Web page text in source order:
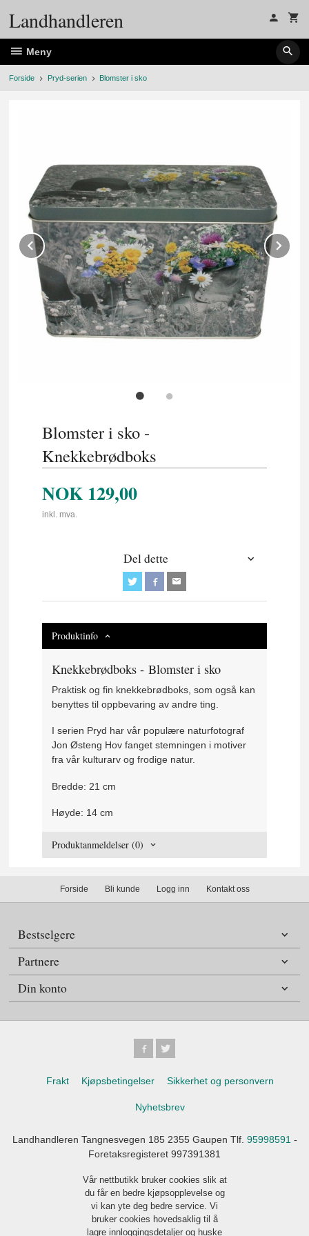
Landhandleren
Meny
Forside Pryd-serien Blomster i sko
Prev
Blomster i sko -
Knekkebrødboks
NOK 129,00
inkl. mva.
Del dette
Produktinfo
Knekkebrødboks - Blomster i sko
Praktisk og fin knekkebrødboks, som også kan
benyttes til oppbevaring av andre ting.
I serien Pryd har vår populære naturfotograf
Jon Østeng Hov fanget stemningen i motiver
fra vår kulturarv og frodige natur.
Bredde: 21 cm
Høyde: 14 cm
Produktanmeldelser (0)
Forside Bli kunde Logg inn Kontakt oss
Bestselgere
Partnere
Din konto
Frakt Kjøpsbetingelser Sikkerhet og personvern
Nyhetsbrev
Landhandleren Tangnesvegen 185 2355 Gaupen Tlf. 95998591 -
Foretaksregisteret 997391381
Vår nettbutikk bruker cookies slik at
du får en bedre kjøpsopplevelse og
vi kan yte deg bedre service. Vi
bruker cookies hovedsaklig til å
lagre innloggingsdetaljer og huske